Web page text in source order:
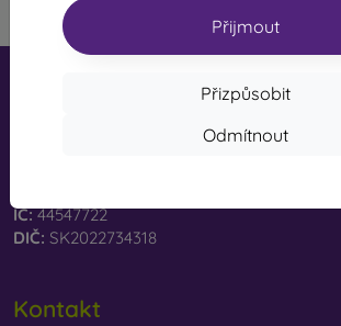
Přijmout
Přizpůsobit
Odmítnout
IČ:44547722
DIČ: SK2022734318
Kontakt